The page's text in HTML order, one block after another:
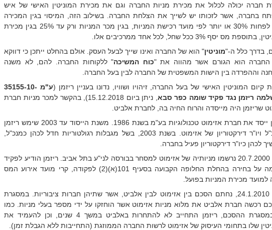
חברה יכולה לכלול את מכירת מניות החברה וגם את מכירת המוניטין האישי של איש
בחברה, אשר לזכותו יש לשייך את הצלחת החברה. בשילוב הזה, המיסוי בגין המכירה
יהיה לפחות 30% או יותר לפי מועד רכישת המניות, בגין מכר המניות ורק עד 25% בגין מכירת
מס יסף 3% ככל שחל, לכל אחד ממרכיבים אלו.
בדרך כלל ה-"מוניטין" הוא של החברה ואינו שייך לבעל העסק. אולם בהחלט ייתכן כי דווקא
החברה הוא הגורם אשר מהווה את "כוח המשיכה" ללקוחות החברה. להם, לא משנה
וההפרדה בין הישות המשפטית של החברה לבין בעל החברה.
קיום המוניטין האישי של בעל החברה, זיהויו ושוויו, נדונו בעניין ריזמן (
ע"מ 35155-10-
ריזמן נגד פקיד שומה כפר סבא
, ניתן ביום 15.12.2018), בהקשר למכר מניות חברת
שריזמן היה מייסדה והרוח החיה בה, לחברת אלביט.
ריזמן ייסד את חברת אזימוט טכנולוגיות בע"מ בשנת 1986. משנת הייסוד עד 2003 שימש ריזמן
כמנכ"ל ויו"ר דירקטוריון של אזימוט. בשנת 2003, בשל מגבלות רגולטוריות חדל לכהן כמנכ"ל,
לכהן כיו"ר דירקטוריון פעיל בחברה.
ביום 20.7.2000 נרשמו מניותיה של אזימוט למסחר בבורסה לני"ע בתל אביב. ריזמן הודיע לפקיד
השומה על בחירה בהחלת החלופה הקבועה בסעיף 101(א)(2) לפקודה, קרי מועד אירוע המס
למועד מכירת המניות בפועל.
ביום 24.1.2010, נחתם הסכם בין אזימוט לבין אלביט, אשר שתיהן חברות ציבוריות. במסגרת
רכשה חברת אלביט את מלוא מניות אזימוט אשר הוחזקו על ידי מספר בעלי מניות. כמו
כן, במסגרת ההסכם, ריזמן התחייב לא להתחרות באלביט במשך 4 שנים, וכן להעמיד את
שלו בתחומי העיסוק של אזימוט לרשות החברה הממוזגת (התחייבות ללא הגבלת זמן).